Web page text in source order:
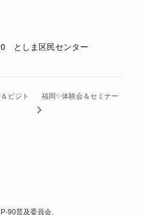
としま区民センター
ビジト
福岡✨体験会＆セミナー
90普及委員会.